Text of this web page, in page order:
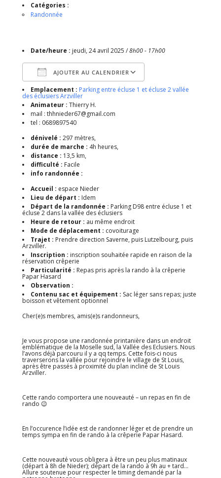
Catégories :
Randonnée
Date/heure : jeudi, 24 avril 2025 /8h00 - 17h00
AJOUTER AU CALENDRIER
Télécharger ICS Calendrier Google
Emplacement : Parking entre écluse 1 et écluse 2 vallée
des éclusiers Arzviller
Animateur : Thierry H.
mail : thhnieder67@gmail.com
tel : 0689897540
dénivelé : 297 mètres,
durée de marche : 4h heures,
distance : 13,5 km,
difficulté : Facile
info randonnée :
Accueil : espace Nieder
Lieu de départ : Idem
Départ de la randonnée : Parking D98 entre écluse 1 et
écluse 2 dans la vallée des éclusiers
Heure de retour : au même endroit
Mode de déplacement : covoiturage
Trajet : Prendre direction Saverne, puis Lutzelbourg, puis
Arzviller.
Inscription : inscription souhaitée rapide en raison de la
réservation crêperie
Particularité : Repas pris après la rando à la crêperie
Papar Hasard
Observation :
Contenu sac et équipement : Sac léger sans repas; juste
boisson et vêtement optionnel
Cher(e)s membres, amis(e)s randonneurs,
Je vous propose une randonnée printanière dans un endroit
emblématique de la Moselle sud, la Vallée des Eclusiers. Nous
l’avons déjà parcouru il y a qq temps. Cette fois-ci nous
traverserons la vallée pour rejoindre le village de St Louis,
après être passés à proximité du plan incliné de St Louis
Arzviller.
Cette rando comportera une nouveauté – un repas en fin de
rando 😉
En l’occurence l’idée est de randonner léger et de prendre un
temps sympa en fin de rando à la crêperie Papar Hasard.
Cette nouveauté vous obligera à être un peu plus matinaux
(départ à 8h de Nieder); départ de la rando à 9h au + tard…
Allure soutenue pour respecter le timing demandé par la